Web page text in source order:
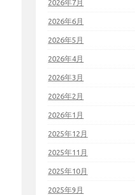
2026年7月
2026年6月
2026年5月
2026年4月
2026年3月
2026年2月
2026年1月
2025年12月
2025年11月
2025年10月
2025年9月